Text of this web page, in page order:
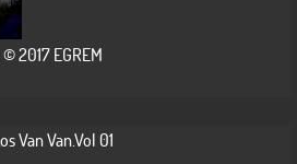
© 2017 EGREM
Van Van.Vol 01